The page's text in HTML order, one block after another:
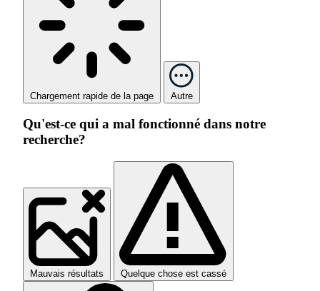
Chargement rapide de la page Autre
Qu'est-ce qui a mal fonctionné dans notre
recherche?
Mauvais résultats Quelque chose est cassé